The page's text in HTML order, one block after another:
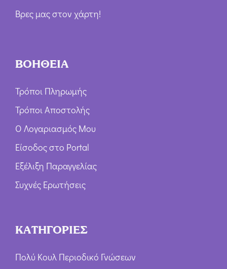
Βρες μας στον χάρτη!
ΒΟΗΘΕΙΑ
Τρόποι Πληρωμής
Τρόποι Αποστολής
Ο Λογαριασμός Μου
Είσοδος στο Portal
Εξέλιξη Παραγγελίας
Συχνές Ερωτήσεις
ΚΑΤΗΓΟΡΙΕΣ
Πολύ Κουλ Περιοδικό Γνώσεων